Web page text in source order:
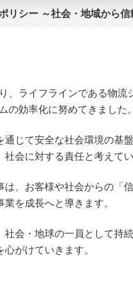
リシー ～社会・地域から
、ライフラインである物
の効率化に努めてきました
じて安全な社会環境の基
会に対する責任と考えて
、お客様や社会からの「
を成長へと導きます。
会・地球の一員として持
がけていきます。